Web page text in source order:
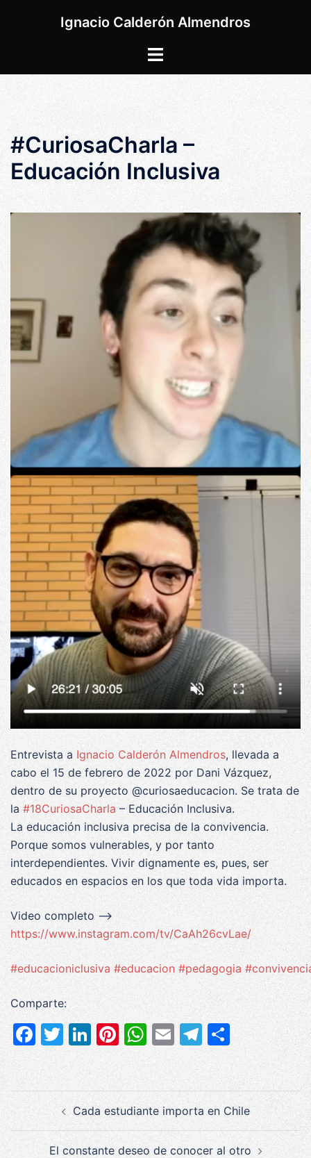
Ignacio Calderón Almendros
Alternar
#CuriosaCharla –
Educación Inclusiva
Entrevista a Ignacio Calderón Almendros, llevada a
cabo el 15 de febrero de 2022 por Dani Vázquez,
dentro de su proyecto @curiosaeducacion. Se trata de
la #18CuriosaCharla – Educación Inclusiva.
La educación inclusiva precisa de la convivencia.
Porque somos vulnerables, y por tanto
interdependientes. Vivir dignamente es, pues, ser
educados en espacios en los que toda vida importa.
Video completo –>
https://www.instagram.com/tv/CaAh26cvLae/
#educacioniclusiva #educacion #pedagogia
Comparte:
Facebook
Twitter
LinkedIn
Pinterest
WhatsApp
EmailTelegram
Cada estudiante importa en Chile
El constante deseo de conocer al otro